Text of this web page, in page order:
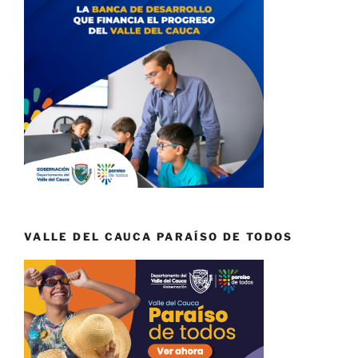
VALLE DEL CAUCA PARAÍSO DE TODOS